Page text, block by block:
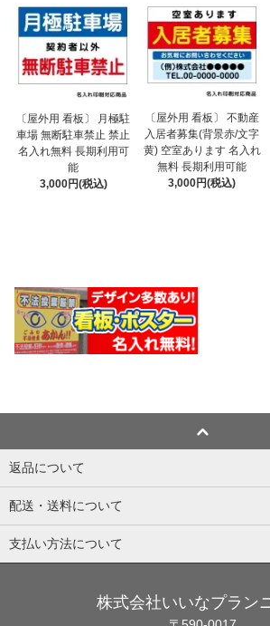
〔屋外用 看板〕 月極駐
車場 無断駐車禁止 禁止
名入れ無料 長期利用可
能
3,000円(税込)
〔屋外用 看板〕 不動産
入居者募集(背景赤/文字
黄) 空室あります 名入れ
無料 長期利用可能
3,000円(税込)
返品について
配送・送料について
支払い方法について
株式会社いいなプラン